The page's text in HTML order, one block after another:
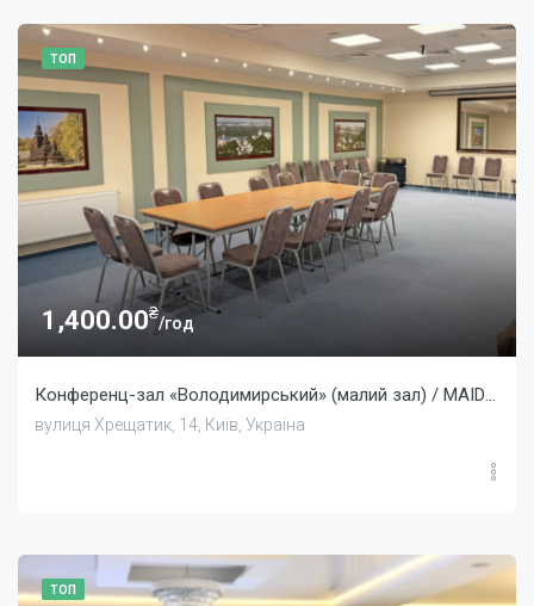
ТОП
1,400.00₴
/год
Конференц-зал «Володимирський» (малий зал) / MAIDAN PALACE HOTEL
вулиця Хрещатик, 14, Київ, Україна
ТОП